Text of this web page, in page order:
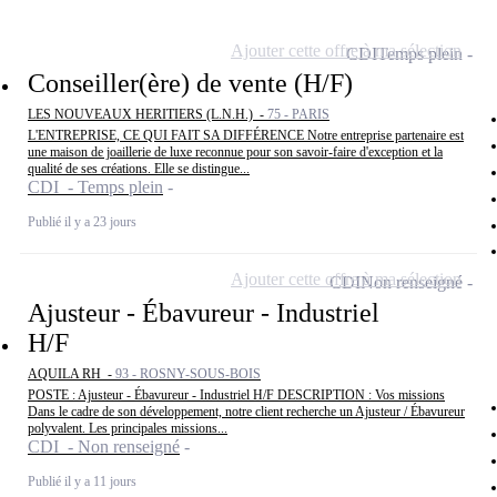
Conseiller(ère) de vente (H/F)
LES NOUVEAUX HERITIERS (L.N.H.) - 75 - PARIS
L'ENTREPRISE, CE QUI FAIT SA DIFFÉRENCE Notre entreprise partenaire est
une maison de joaillerie de luxe reconnue pour son savoir-faire d'exception et la
qualité de ses créations. Elle se distingue...
CDI - Temps plein
Publié il y a 23 jours
CDITemps plein
Ajouter cette offre à ma sélection
Ajusteur - Ébavureur - Industriel
H/F
AQUILA RH - 93 - ROSNY-SOUS-BOIS
POSTE : Ajusteur - Ébavureur - Industriel H/F DESCRIPTION : Vos missions
Dans le cadre de son développement, notre client recherche un Ajusteur / Ébavureur
polyvalent. Les principales missions...
CDI - Non renseigné
Publié il y a 11 jours
CDINon renseigné
Ajouter cette offre à ma sélection